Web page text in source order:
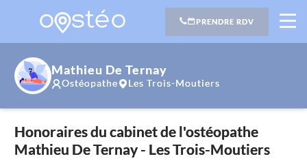
PRENDRE RDV
Mathieu De Ternay
Ostéopathe Les Trois-Moutiers
Honoraires du cabinet de l'ostéopathe
Mathieu De Ternay - Les Trois-Moutiers